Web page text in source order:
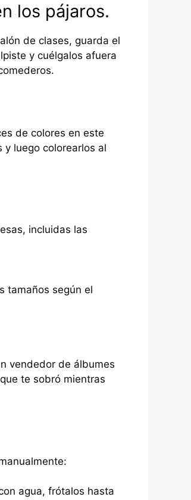
los pájaros.
de clases, guarda el
y cuélgalos afuera
de colores en este
luego colorearlos al
incluidas las
tamaños según el
vendedor de álbumes
te sobró mientras
agua, frótalos hasta